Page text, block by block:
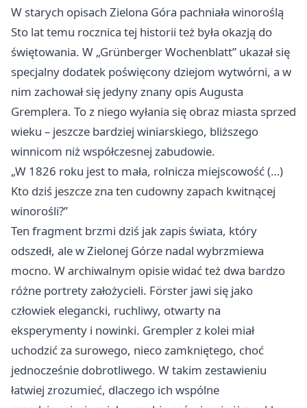
W starych opisach Zielona Góra pachniała winoroślą
Sto lat temu rocznica tej historii też była okazją do
świętowania. W „Grünberger Wochenblatt” ukazał się
specjalny dodatek poświęcony dziejom wytwórni, a w
nim zachował się jedyny znany opis Augusta
Gremplera. To z niego wyłania się obraz miasta sprzed
wieku – jeszcze bardziej winiarskiego, bliższego
winnicom niż współczesnej zabudowie.
„W 1826 roku jest to mała, rolnicza miejscowość (…)
Kto dziś jeszcze zna ten cudowny zapach kwitnącej
winorośli?”
Ten fragment brzmi dziś jak zapis świata, który
odszedł, ale w Zielonej Górze nadal wybrzmiewa
mocno. W archiwalnym opisie widać też dwa bardzo
różne portrety założycieli. Förster jawi się jako
człowiek elegancki, ruchliwy, otwarty na
eksperymenty i nowinki. Grempler z kolei miał
uchodzić za surowego, nieco zamkniętego, choć
jednocześnie dobrotliwego. W takim zestawieniu
łatwiej zrozumieć, dlaczego ich wspólne